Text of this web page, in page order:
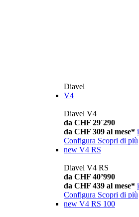
Diavel
V4
Diavel V4
da CHF 29´290
da CHF 309 al mese* i
Configura Scopri di più
new V4 RS
Diavel V4 RS
da CHF 40’990
da CHF 439 al mese* i
Configura Scopri di più
new V4 RS 100